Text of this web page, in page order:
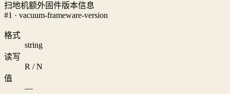
扫地机额外固件版本信息
#1 · vacuum-frameware-version
格式
string
读写
R / N
值
—